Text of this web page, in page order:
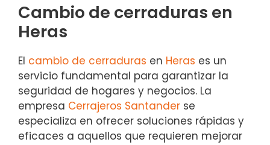
Cambio de cerraduras en
Heras
El cambio de cerraduras en Heras es un
servicio fundamental para garantizar la
seguridad de hogares y negocios. La
empresa Cerrajeros Santander se
especializa en ofrecer soluciones rápidas y
eficaces a aquellos que requieren mejorar